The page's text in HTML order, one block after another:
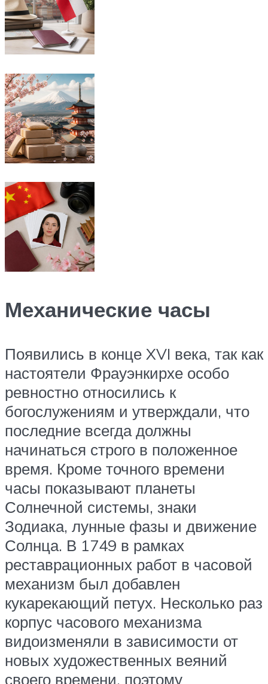
Механические часы
Появились в конце XVI века, так как
настоятели Фрауэнкирхе особо
ревностно относились к
богослужениям и утверждали, что
последние всегда должны
начинаться строго в положенное
время. Кроме точного времени
часы показывают планеты
Солнечной системы, знаки
Зодиака, лунные фазы и движение
Солнца. В 1749 в рамках
реставрационных работ в часовой
механизм был добавлен
кукарекающий петух. Несколько раз
корпус часового механизма
видоизменяли в зависимости от
новых художественных веяний
своего времени, поэтому